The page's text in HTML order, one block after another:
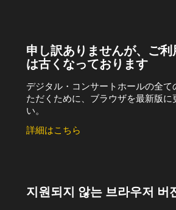
申し訳ありませんが、ご
は古くなっております
デジタル・コンサートホールの全て
ただくために、ブラウザを最新版に
い。
詳細はこちら
지원되지 않는 브라우저 버